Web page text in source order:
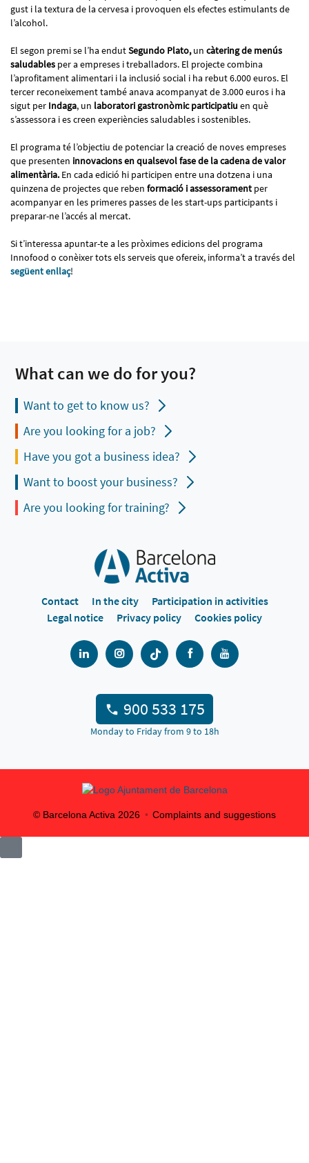
gust i la textura de la cervesa i provoquen els efectes estimulants de
l’alcohol.
El segon premi se l’ha endutSegundo Plato,un càtering de menús
saludables per a empreses i treballadors. El projecte combina
l’aprofitament alimentari i la inclusió social i ha rebut 6.000 euros. El
tercer reconeixement també anava acompanyat de 3.000 euros i ha
sigut per Indaga, un laboratori gastronòmic participatiu en què
s’assessora i es creen experiències saludables i sostenibles.
El programa té l’objectiu de potenciar la creació de noves empreses
que presenten innovacions en qualsevol fase de la cadena de valor
alimentària. En cada edició hi participen entre una dotzena i una
quinzena de projectes que reben formació i assessorament per
acompanyar en les primeres passes de les start-ups participants i
preparar-ne l’accés al mercat.
Si t’interessa apuntar-te a les pròximes edicions del programa
Innofood o conèixer tots els serveis que ofereix, informa’t a través del
següent enllaç!
What can we do for you?
Want to get to know us?
Are you looking for a job?
Have you got a business idea?
Want to boost your business?
Are you looking for training?
Contact In the city
Participation in activities
Legal notice
Privacy policy Cookies policy
900 533 175
Monday to Friday from 9 to 18h
© Barcelona Activa 2026 Complaints and suggestions